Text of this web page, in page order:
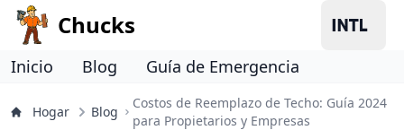
Chucks
Inicio Blog Guía de Emergencia
Hogar Blog
Costos de Reemplazo de Techo: Guía 2024
para Propietarios y Empresas